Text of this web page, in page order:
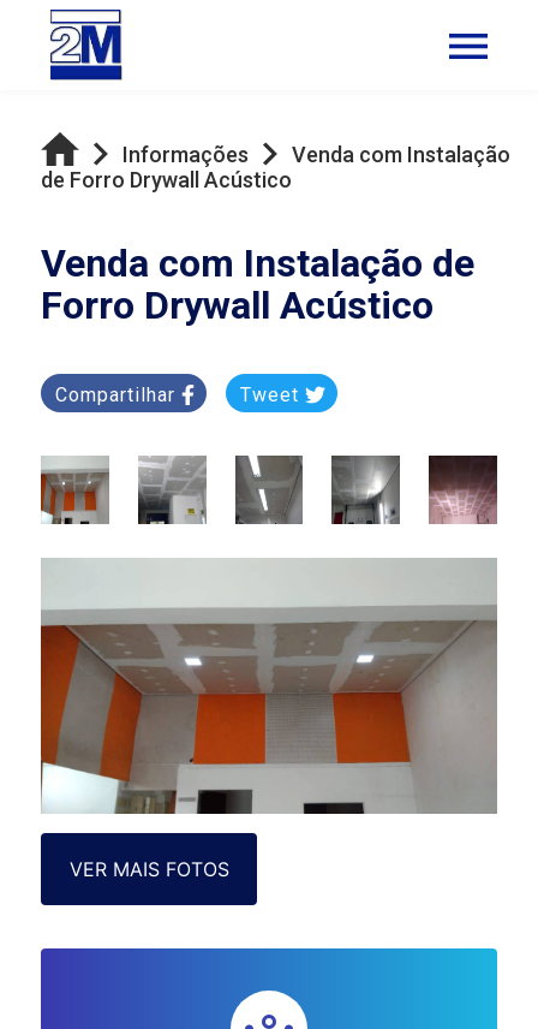
Informações
Venda com Instalação
de Forro Drywall Acústico
Venda com Instalação de
Forro Drywall Acústico
Compartilhar Tweet
VER MAIS FOTOS